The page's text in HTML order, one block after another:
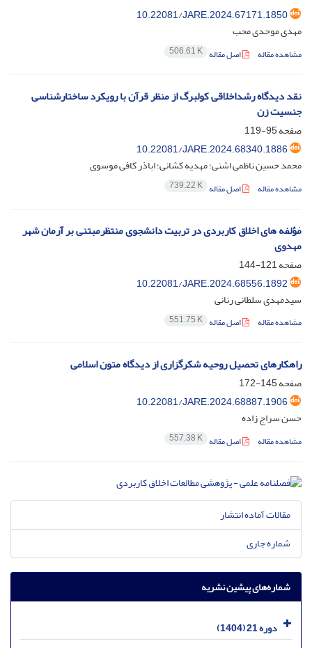
10.22081/JARE.2024.67171.1850
مهدی موحدی محب
مشاهده مقاله اصل مقاله 506.61 K
نقد دیدگاه رشداخلاقی کولبرگ از منظر قرآن با رویکرد ساختارشناسی
جنسیت زن
صفحه95-119
10.22081/JARE.2024.68340.1886
محمد حسین ناظمی اشنی؛ مهدیه کشانی؛ اباذر کافی موسوی
مشاهده مقاله اصل مقاله 739.22 K
مٰؤلفه های اخلاق کاربردی در تربیت دانشجوی منتظرمبتنی بر آرمان شهر
مهدوی
صفحه121-144
10.22081/JARE.2024.68556.1892
سیدمهدی سلطانی رنانی
مشاهده مقاله اصل مقاله 551.75 K
راهکارهای تحصیل روحیه شکرگزاری از دیدگاه متون اسلامی
صفحه145-172
10.22081/JARE.2024.68887.1906
حسن سراج زاده
مشاهده مقاله اصل مقاله 557.38 K
مقالات آماده انتشار
شماره جاری
شماره‌های پیشین نشریه
دوره 21 (1404)